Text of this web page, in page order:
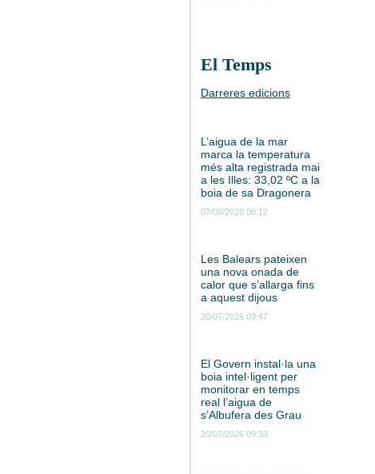
El Temps
Darreres edicions
L’aigua de la mar
marca la temperatura
més alta registrada mai
a les Illes: 33,02 ºC a la
boia de sa Dragonera
07/08/2026 08:12
Les Balears pateixen
una nova onada de
calor que s’allarga fins
a aquest dijous
20/07/2026 03:47
El Govern instal·la una
boia intel·ligent per
monitorar en temps
real l’aigua de
s’Albufera des Grau
20/07/2026 09:33